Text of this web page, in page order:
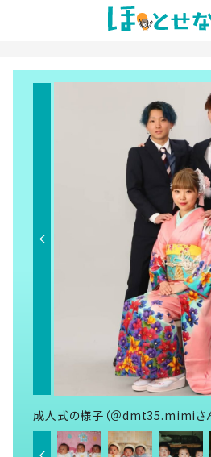
成人式の様子（＠dmt35.mimiさん